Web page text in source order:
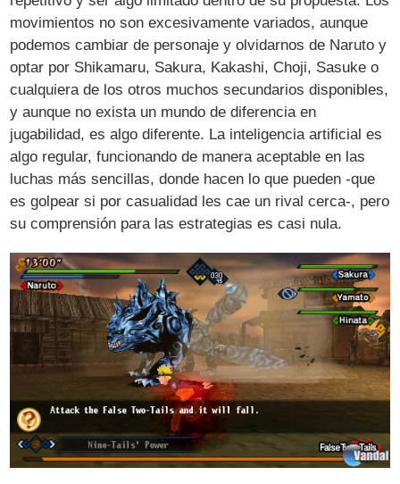
movimientos no son excesivamente variados, aunque
podemos cambiar de personaje y olvidarnos de Naruto y
optar por Shikamaru, Sakura, Kakashi, Choji, Sasuke o
cualquiera de los otros muchos secundarios disponibles,
y aunque no exista un mundo de diferencia en
jugabilidad, es algo diferente. La inteligencia artificial es
algo regular, funcionando de manera aceptable en las
luchas más sencillas, donde hacen lo que pueden -que
es golpear si por casualidad les cae un rival cerca-, pero
su comprensión para las estrategias es casi nula.